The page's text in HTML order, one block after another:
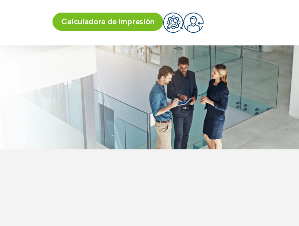
Calculadora de impresión